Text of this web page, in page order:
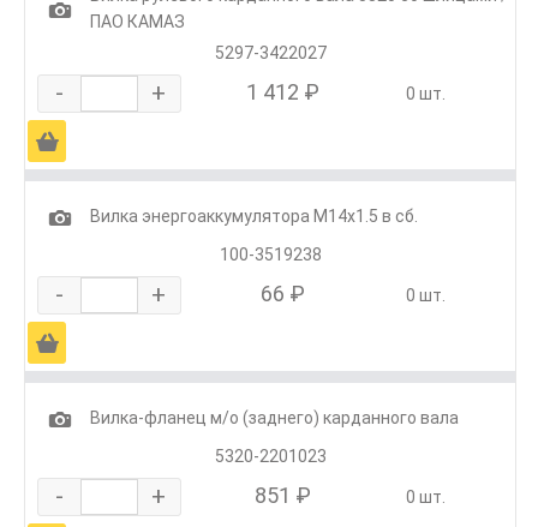
1
ПАО КАМАЗ
5297-3422027
- + 1 412 ₽ 0 шт.
Ä
1
Вилка энергоаккумулятора М14х1.5 в сб.
100-3519238
- + 66 ₽ 0 шт.
Ä
1
Вилка-фланец м/о (заднего) карданного вала
5320-2201023
- + 851 ₽ 0 шт.